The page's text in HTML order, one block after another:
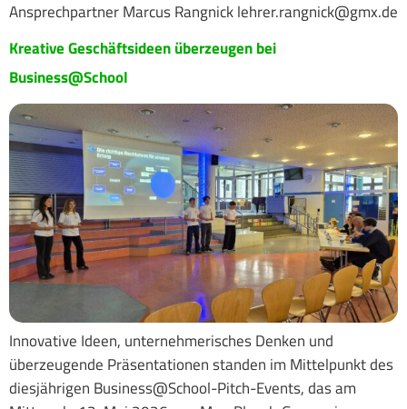
Ansprechpartner Marcus Rangnick lehrer.rangnick@gmx.de
Kreative Geschäftsideen überzeugen bei
Business@School
Innovative Ideen, unternehmerisches Denken und
überzeugende Präsentationen standen im Mittelpunkt des
diesjährigen Business@School-Pitch-Events, das am